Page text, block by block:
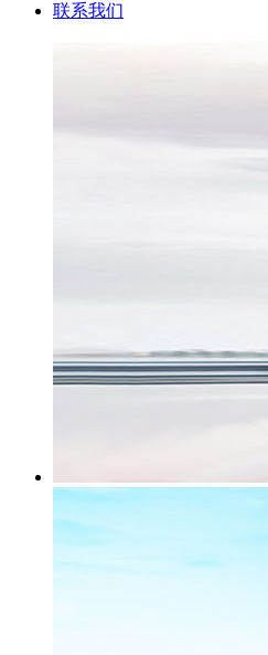
联系我们